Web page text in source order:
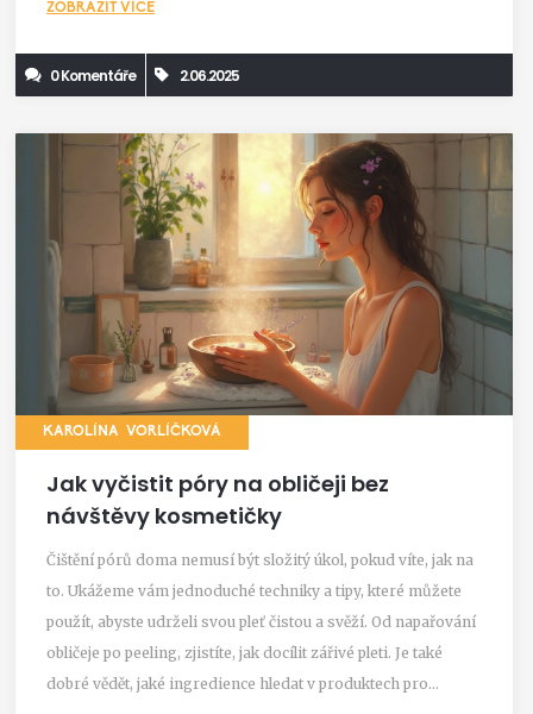
udržet čistou pleť bez zanesených pórů. Díky
srozumitelnému přístupu zvládne doporučení aplikovat
každý.
ZOBRAZIT VÍCE
0 Komentáře 2.06.2025
KAROLÍNA VORLÍČKOVÁ
Jak vyčistit póry na obličeji bez
návštěvy kosmetičky
Čištění pórů doma nemusí být složitý úkol, pokud víte, jak na
to. Ukážeme vám jednoduché techniky a tipy, které můžete
použít, abyste udrželi svou pleť čistou a svěží. Od napařování
obličeje po peeling, zjistíte, jak docílit zářivé pleti. Je také
dobré vědět, jaké ingredience hledat v produktech pro